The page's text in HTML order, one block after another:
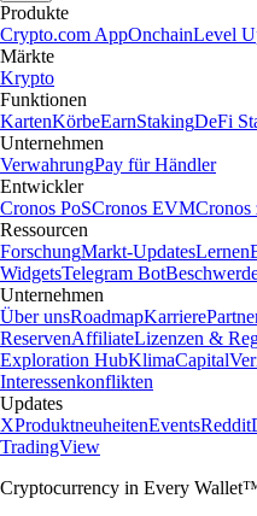
Produkte
Crypto.com AppOnchainLevel
Märkte
Krypto
Funktionen
KartenKörbeEarnStakingDeFi
Unternehmen
VerwahrungPay für Händler
Entwickler
Cronos PoSCronos EVM
Ressourcen
ForschungMarkt-UpdatesLernen
WidgetsTelegram Bot
Unternehmen
Über unsRoadmapKarriere
ReservenAffiliateLizenzen &
Exploration HubKlimaCapital
Interessenkonflikten
Updates
XProduktneuheitenEventsReddit
TradingView
Cryptocurrency in Every